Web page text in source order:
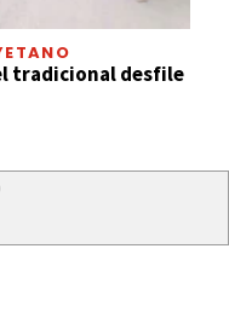
tradicional desfile